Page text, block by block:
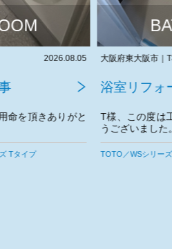
BATHROOM
東大阪市｜T様邸 2026.08.04
フォーム工事
この度は工事のご用命を頂きありがと
も宜しくお願いいたします。
WSシリーズ 1116サイズ Tタイプ